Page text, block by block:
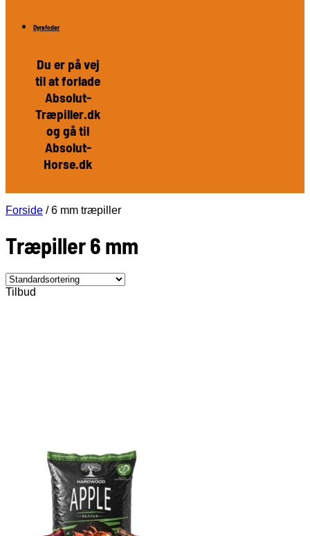
Dyrefoder
Du er på vej
til at forlade
Absolut-
Træpiller.dk
og gå til
Absolut-
Horse.dk
Forside /6 mm træpiller
Træpiller 6 mm
Tilbud